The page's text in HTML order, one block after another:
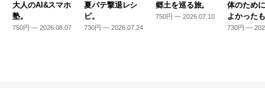
大人のAI&スマホ
塾。
750円 — 2026.08.07
夏バテ撃退レシ
ピ。
730円 — 2026.07.24
郷土を巡る旅。
750円 — 2026.07.10
体のため
よかった
730円 —